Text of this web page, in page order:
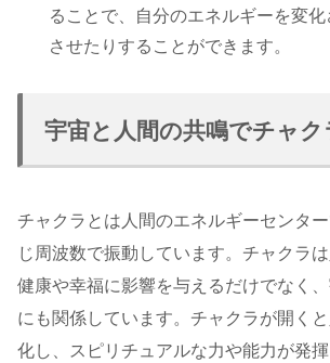
ることで、自分のエネルギーを変
させたりすることができます。
宇宙と人間の共鳴でチャク
チャクラとは人間のエネルギーセンタ
じ周波数で振動しています。チャクラ
健康や幸福に影響を与えるだけでなく
にも関係しています。チャクラが開く
化し、スピリチュアルな力や能力が発